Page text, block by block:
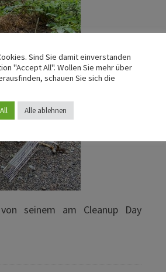
seinem am Cleanup Day
Sind Sie damit einverstanden
"Accept All". Wollen Sie mehr über
schauen Sie sich die
Alle ablehnen